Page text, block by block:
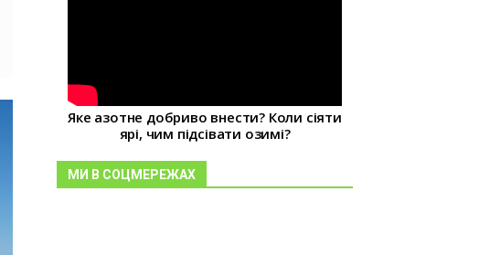
Яке азотне добриво внести? Коли сіяти
ярі, чим підсівати озимі?
МИ В СОЦМЕРЕЖАХ